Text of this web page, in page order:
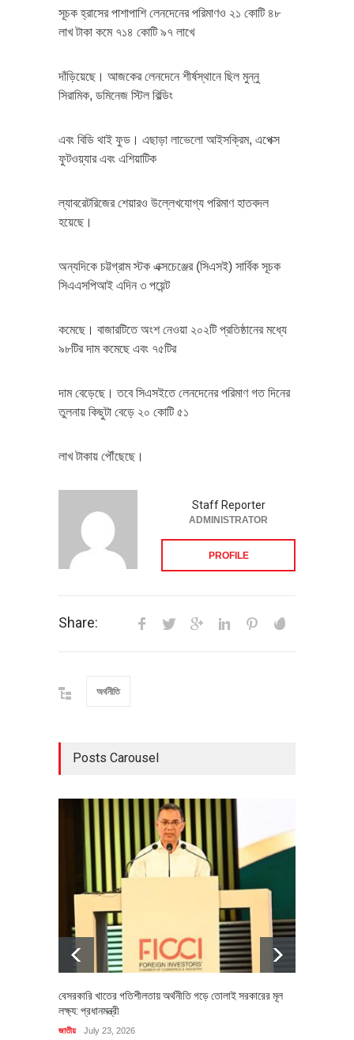
সূচক হ্রাসের পাশাপাশি লেনদেনের পরিমাণও ২১ কোটি ৪৮
লাখ টাকা কমে ৭১৪ কোটি ৯৭ লাখে
দাঁড়িয়েছে। আজকের লেনদেনে শীর্ষস্থানে ছিল মুন্নু
সিরামিক, ডমিনেজ স্টিল বিল্ডিং
এবং বিডি থাই ফুড। এছাড়া লাভেলো আইসক্রিম, এপেক্স
ফুটওয়্যার এবং এশিয়াটিক
ল্যাবরেটরিজের শেয়ারও উল্লেখযোগ্য পরিমাণ হাতবদল
হয়েছে।
অন্যদিকে চট্টগ্রাম স্টক এক্সচেঞ্জের (সিএসই) সার্বিক সূচক
সিএএসপিআই এদিন ৩ পয়েন্ট
কমেছে। বাজারটিতে অংশ নেওয়া ২০২টি প্রতিষ্ঠানের মধ্যে
৯৮টির দাম কমেছে এবং ৭৫টির
দাম বেড়েছে। তবে সিএসইতে লেনদেনের পরিমাণ গত দিনের
তুলনায় কিছুটা বেড়ে ২০ কোটি ৫১
লাখ টাকায় পৌঁছেছে।
Staff Reporter
ADMINISTRATOR
PROFILE
Share:
অর্থনীতি
Posts Carousel
বেসরকারি খাতের গতিশীলতায় অর্থনীতি গড়ে তোলাই সরকারের মূল
লক্ষ্য: প্রধানমন্ত্রী
জাতীয় July 23, 2026